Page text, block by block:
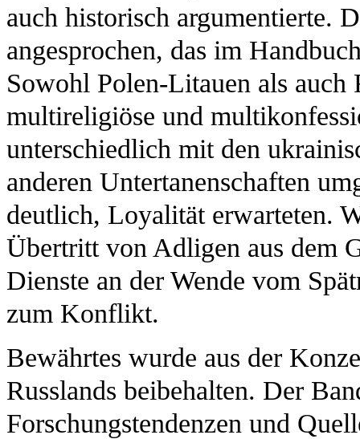
auch historisch argumentierte.
angesprochen, das im
Sowohl Polen-Litauen als auch
multireligiöse und
unterschiedlich mit den
anderen Untertanenschaften
deutlich, Loyalität erwarteten.
Übertritt von Adligen aus dem
Dienste an der Wende vom
zum Konflikt.
Bewährtes wurde aus der
Russlands beibehalten. Der
Forschungstendenzen und